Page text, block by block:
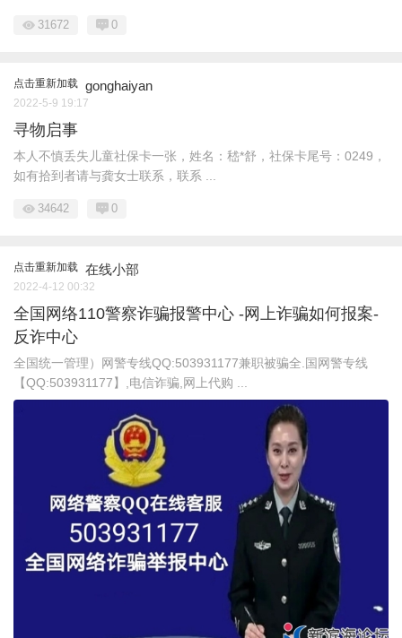
31672 0
点击重新加载 gonghaiyan
2022-5-9 19:17
寻物启事
本人不慎丢失儿童社保卡一张，姓名：嵇*舒，社保卡尾号：0249，
如有拾到者请与龚女士联系，联系 ...
34642 0
点击重新加载 在线小部
2022-4-12 00:32
全国网络110警察诈骗报警中心 -网上诈骗如何报案-
反诈中心
全国统一管理）网警专线QQ:503931177兼职被骗全.国网警专线
【QQ:503931177】,电信诈骗,网上代购 ...